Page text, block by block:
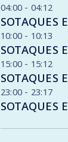
04:00 - 04:12
SOTAQUES
10:00 - 10:13
SOTAQUES
15:00 - 15:12
SOTAQUES
23:00 - 23:17
SOTAQUES